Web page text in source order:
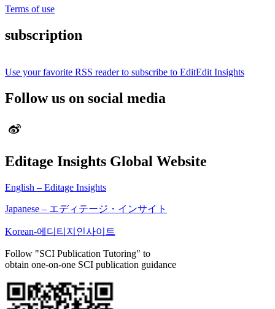
Terms of use
subscription
Use your favorite RSS reader to subscribe to EditEdit Insights
Follow us on social media
Editage Insights Global Website
English – Editage Insights
Japanese – エディテージ・インサイト
Korean-에디티지인사이트
Follow "SCI Publication Tutoring" to
obtain one-on-one SCI publication guidance